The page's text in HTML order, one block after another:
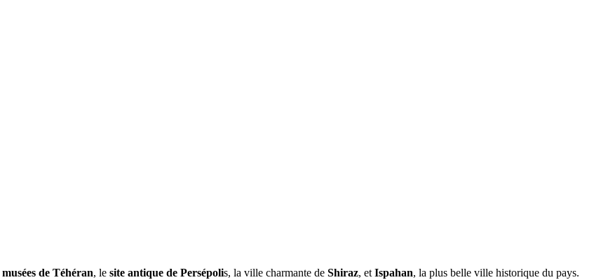
musées de Téhéran, le site antique de Persépolis, la ville charmante de Shiraz, et Ispahan, la plus belle ville historique du pays.